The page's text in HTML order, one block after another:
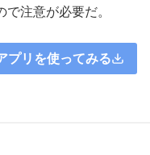
注意が必要だ。
プリを使ってみる